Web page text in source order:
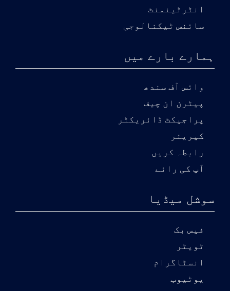
انٹرٹینمنٹ
سائنس ٹیکنالوجی
ہمارے بارے میں
وائس آف سندھ
پیٹرن ان چیف
پراجیکٹ ڈائریکٹر
کیریئر
رابطہ کریں
آپ کی رائے
سوشل میڈیا
فیس بک
ٹویٹر
انسٹاگرام
یوٹیوب